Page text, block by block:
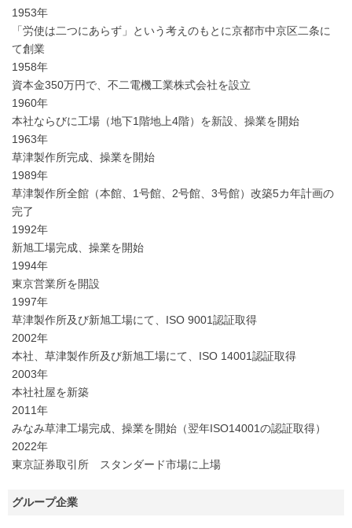
1953年
「労使は二つにあらず」という考えのもとに京都市中京区二条に
て創業
1958年
資本金350万円で、不二電機工業株式会社を設立
1960年
本社ならびに工場（地下1階地上4階）を新設、操業を開始
1963年
草津製作所完成、操業を開始
1989年
草津製作所全館（本館、1号館、2号館、3号館）改築5カ年計画の
完了
1992年
新旭工場完成、操業を開始
1994年
東京営業所を開設
1997年
草津製作所及び新旭工場にて、ISO 9001認証取得
2002年
本社、草津製作所及び新旭工場にて、ISO 14001認証取得
2003年
本社社屋を新築
2011年
みなみ草津工場完成、操業を開始（翌年ISO14001の認証取得）
2022年
東京証券取引所 スタンダード市場に上場
グループ企業